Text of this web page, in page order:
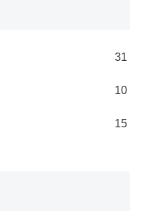
31
10
15